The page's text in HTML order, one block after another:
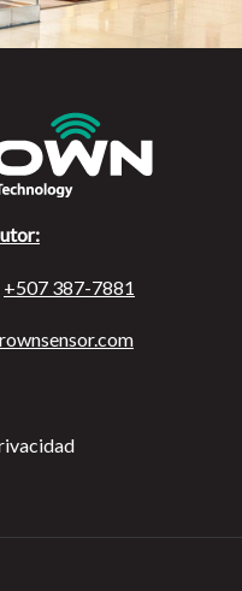
+507 387-7881